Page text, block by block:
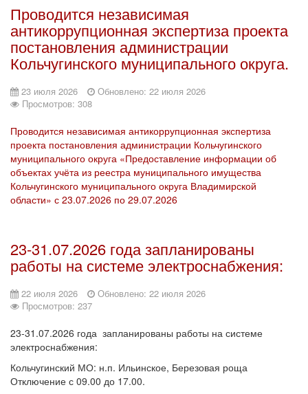
Проводится независимая
антикоррупционная экспертиза проекта
постановления администрации
Кольчугинского муниципального округа.
23 июля 2026
Обновлено: 22 июля 2026
Просмотров: 308
Проводится независимая антикоррупционная экспертиза
проекта постановления администрации Кольчугинского
муниципального округа «Предоставление информации об
объектах учёта из реестра муниципального имущества
Кольчугинского муниципального округа Владимирской
области» с 23.07.2026 по 29.07.2026
23-31.07.2026 года запланированы
работы на системе электроснабжения:
22 июля 2026
Обновлено: 22 июля 2026
Просмотров: 237
23-31.07.2026 года запланированы работы на системе
электроснабжения:
Кольчугинский МО: н.п. Ильинское, Березовая роща
Отключение с 09.00 до 17.00.